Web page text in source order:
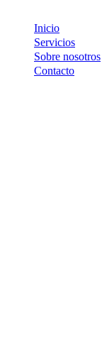
Inicio
Servicios
Sobre nosotros
Contacto